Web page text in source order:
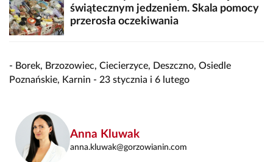
świątecznym jedzeniem. Skala pomocy
przerosła oczekiwania
- Borek, Brzozowiec, Ciecierzyce, Deszczno, Osiedle
Poznańskie, Karnin - 23 stycznia i 6 lutego
Anna Kluwak
anna.kluwak@gorzowianin.com